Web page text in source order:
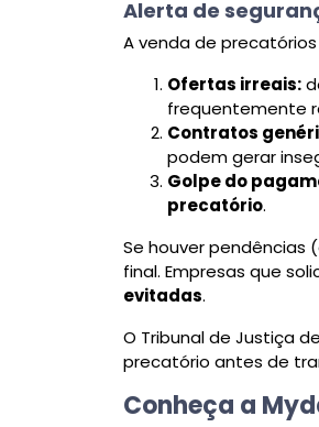
Alerta de
A venda de
Ofertas irreais:
frequentemente
Contratos
podem gerar
Golpe do
precatório.
Se houver
final. Empresas que
evitadas.
O Tribunal de Justiça
precatório antes de
Conheça a